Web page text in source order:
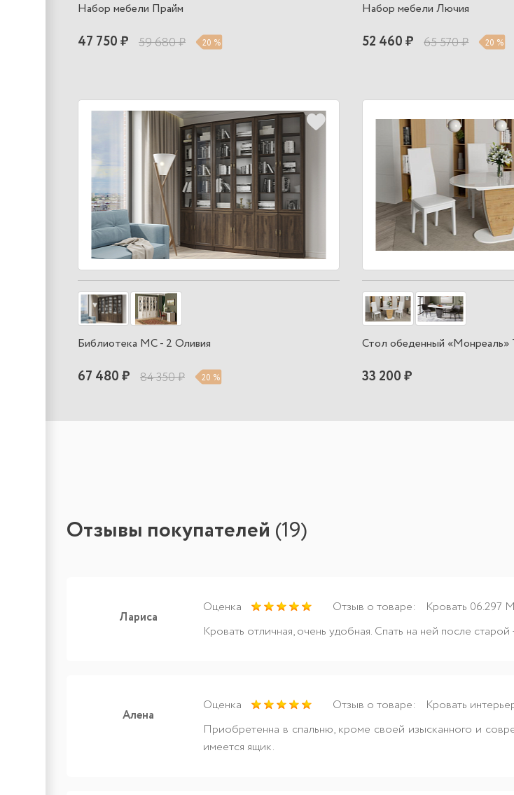
Набор мебели Прайм
47 750 ₽ 59 680 ₽ 20 %
Набор мебели Лючия
52 460 ₽ 65 570 ₽ 20 %
Библиотека МС - 2 Оливия
67 480 ₽ 84 350 ₽ 20 %
Стол обеденный «Монреаль»
33 200 ₽
Отзывы покупателей (19)
Лариса
Оценка Отзыв о товаре:
Кровать 06.297
Кровать отличная, очень удобная. Спать на ней после
Алена
Оценка Отзыв о товаре:
Кровать
Приобретенна в спальню, кроме своей изысканного и
имеется ящик.